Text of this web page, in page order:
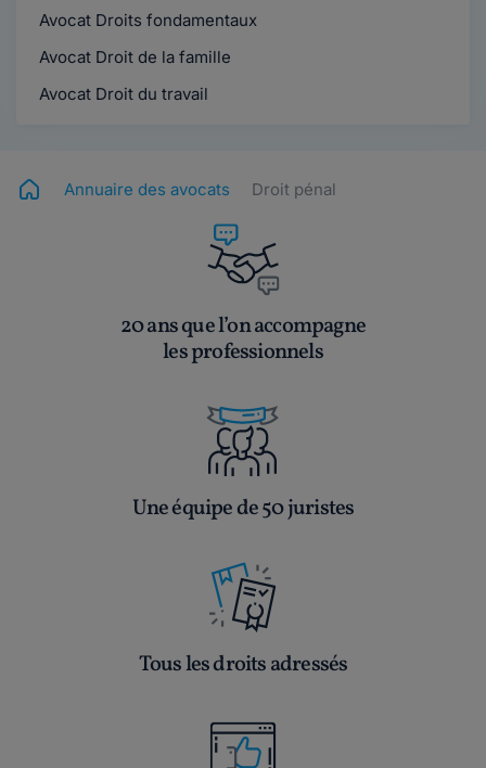
Avocat Droits fondamentaux
Avocat Droit de la famille
Avocat Droit du travail
Annuaire des avocats Droit pénal
20 ans que l’on accompagne
les professionnels
Une équipe de 50 juristes
Tous les droits adressés